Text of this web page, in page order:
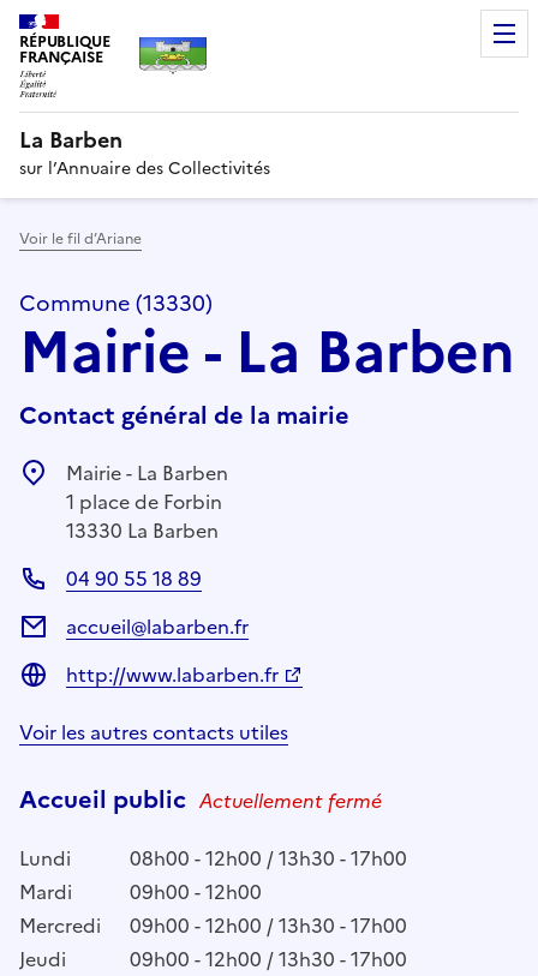
RÉPUBLIQUE
FRANÇAISE
La Barben
sur l’Annuaire des Collectivités
Voir le fil d’Ariane
Commune (13330)
Mairie - La Barben
Contact général de la mairie
Mairie - La Barben
1 place de Forbin
13330 La Barben
04 90 55 18 89
accueil@labarben.fr
http://www.labarben.fr
Voir les autres contacts utiles
Accueil public Actuellement fermé
Lundi
08h00 - 12h00 / 13h30 - 17h00
Mardi
09h00 - 12h00
Mercredi
09h00 - 12h00 / 13h30 - 17h00
Jeudi
09h00 - 12h00 / 13h30 - 17h00